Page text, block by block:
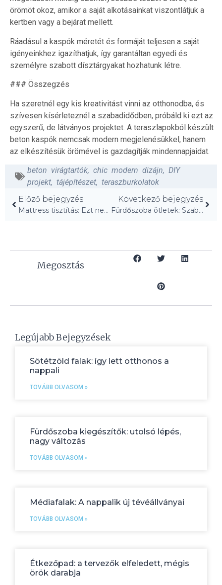
örömöt okoz, amikor a saját alkotásainkat viszontlátjuk a
kertben vagy a bejárat mellett.
Ráadásul a kaspók méretét és formáját teljesen a saját
igényeinkhez igazíthatjuk, így garantáltan egyedi és
személyre szabott dísztárgyakat hozhatunk létre.
### Összegzés
Ha szeretnél egy kis kreativitást vinni az otthonodba, és
szívesen kísérleteznél a szabadidődben, próbáld ki ezt az
egyszerű, de látványos projektet. A teraszlapokból készült
beton kaspók nemcsak modern megjelenésükkel, hanem
az elkészítésük örömével is gazdagítják mindennapjaidat.
beton virágtartók, chic modern dizájn, DIY
projekt, tájépítészet, teraszburkolatok
Előző bejegyzés
Mattress tisztítás: Ezt nem vártad volna!
Következő bejegyzés
Fürdőszoba ötletek: Szabadon álló káddal újra álmodva!
Megosztás
Legújabb Bejegyzések
Sötétzöld falak: így lett otthonos a
nappali
TOVÁBB OLVASOM »
Fürdőszoba kiegészítők: utolsó lépés,
nagy változás
TOVÁBB OLVASOM »
Médiafalak: A nappalik új tévéállványai
TOVÁBB OLVASOM »
Étkezőpad: a tervezők elfeledett, mégis
örök darabja